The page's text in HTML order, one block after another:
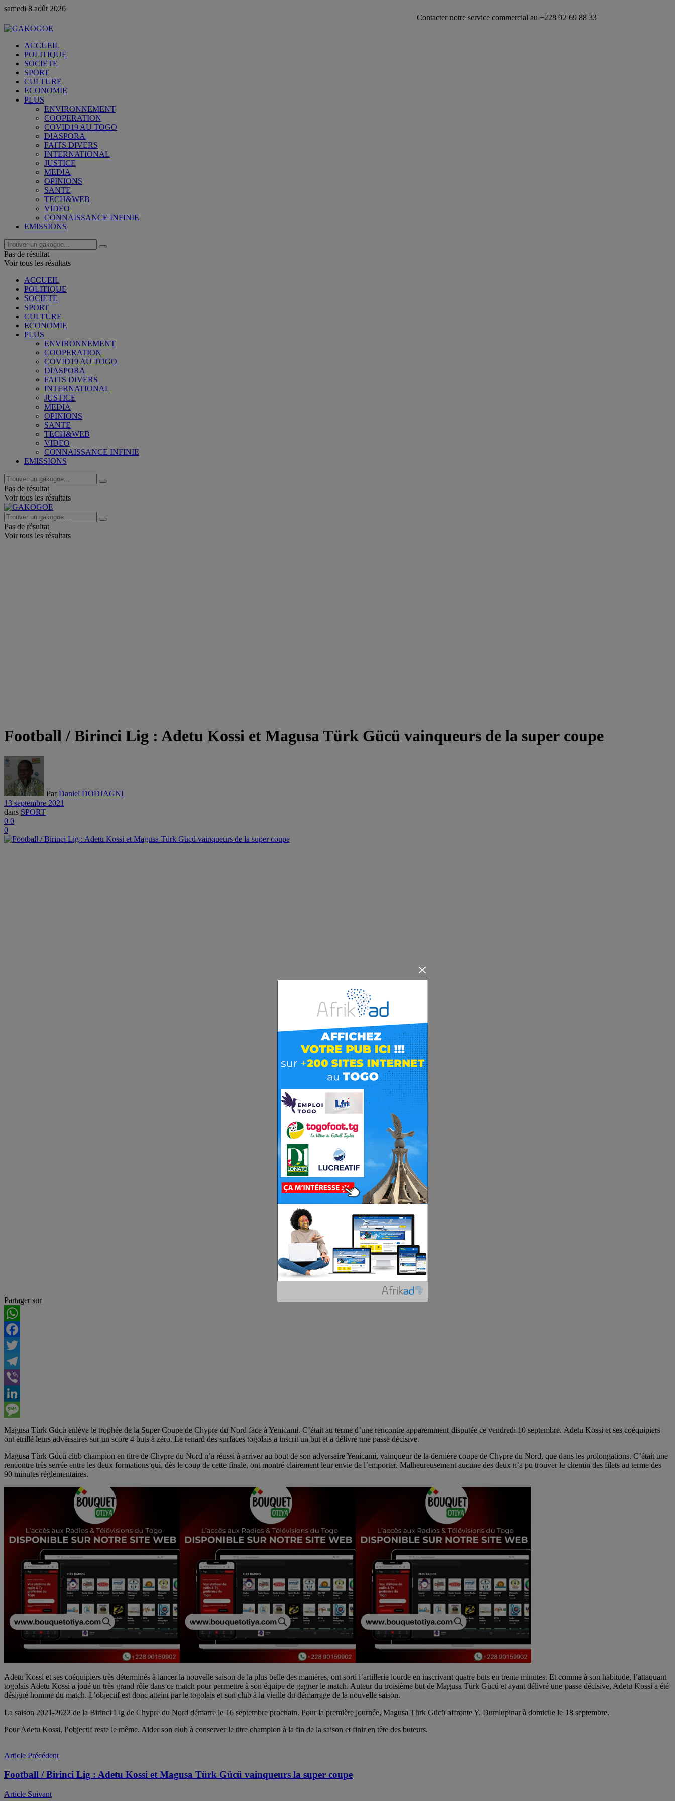
samedi 8 août 2026
Contacter notre service commercial au +228 92 69 88 33
ACCUEIL
POLITIQUE
SOCIETE
SPORT
CULTURE
ECONOMIE
PLUS
ENVIRONNEMENT
COOPERATION
COVID19 AU TOGO
DIASPORA
FAITS DIVERS
INTERNATIONAL
JUSTICE
MEDIA
OPINIONS
SANTE
TECH&WEB
VIDEO
CONNAISSANCE INFINIE
EMISSIONS
Pas de résultat
Voir tous les résultats
ACCUEIL
POLITIQUE
SOCIETE
SPORT
CULTURE
ECONOMIE
PLUS
ENVIRONNEMENT
COOPERATION
COVID19 AU TOGO
DIASPORA
FAITS DIVERS
INTERNATIONAL
JUSTICE
MEDIA
OPINIONS
SANTE
TECH&WEB
VIDEO
CONNAISSANCE INFINIE
EMISSIONS
Pas de résultat
Voir tous les résultats
Pas de résultat
Voir tous les résultats
Football / Birinci Lig : Adetu Kossi et Magusa Türk Gücü vainqueurs de la super coupe
Par Daniel DODJAGNI
13 septembre 2021
dans SPORT
0 0
0
Partager sur
WhatsApp
Facebook
Twitter
Telegram
Viber
LinkedIn
Message
Magusa Türk Gücü enlève le trophée de la Super Coupe de Chypre du Nord face à Yenicami. C’était au terme d’une rencontre apparemment disputée ce vendredi 10 septembre. Adetu Kossi et ses coéquipiers
ont étrillé leurs adversaires sur un score 4 buts à zéro. Le renard des surfaces togolais a inscrit un but et a délivré une passe décisive.
Magusa Türk Gücü club champion en titre de Chypre du Nord n’a réussi à arriver au bout de son adversaire Yenicami, vainqueur de la dernière coupe de Chypre du Nord, que dans les prolongations. C’était une
rencontre très serrée entre les deux formations qui, dès le coup de cette finale, ont montré clairement leur envie de l’emporter. Malheureusement aucune des deux n’a pu trouver le chemin des filets au terme des
90 minutes réglementaires.
Adetu Kossi et ses coéquipiers très déterminés à lancer la nouvelle saison de la plus belle des manières, ont sorti l’artillerie lourde en inscrivant quatre buts en trente minutes. Et comme à son habitude, l’attaquant
togolais Adetu Kossi a joué un très grand rôle dans ce match pour permettre à son équipe de gagner le match. Auteur du troisième but de Magusa Türk Gücü et ayant délivré une passe décisive, Adetu Kossi a été
désigné homme du match. L’objectif est donc atteint par le togolais et son club à la vieille du démarrage de la nouvelle saison.
La saison 2021-2022 de la Birinci Lig de Chypre du Nord démarre le 16 septembre prochain. Pour la première journée, Magusa Türk Gücü affronte Y. Dumlupinar à domicile le 18 septembre.
Pour Adetu Kossi, l’objectif reste le même. Aider son club à conserver le titre champion à la fin de la saison et finir en tête des buteurs.
Article Précédent
Football / Birinci Lig : Adetu Kossi et Magusa Türk Gücü vainqueurs la super coupe
Article Suivant